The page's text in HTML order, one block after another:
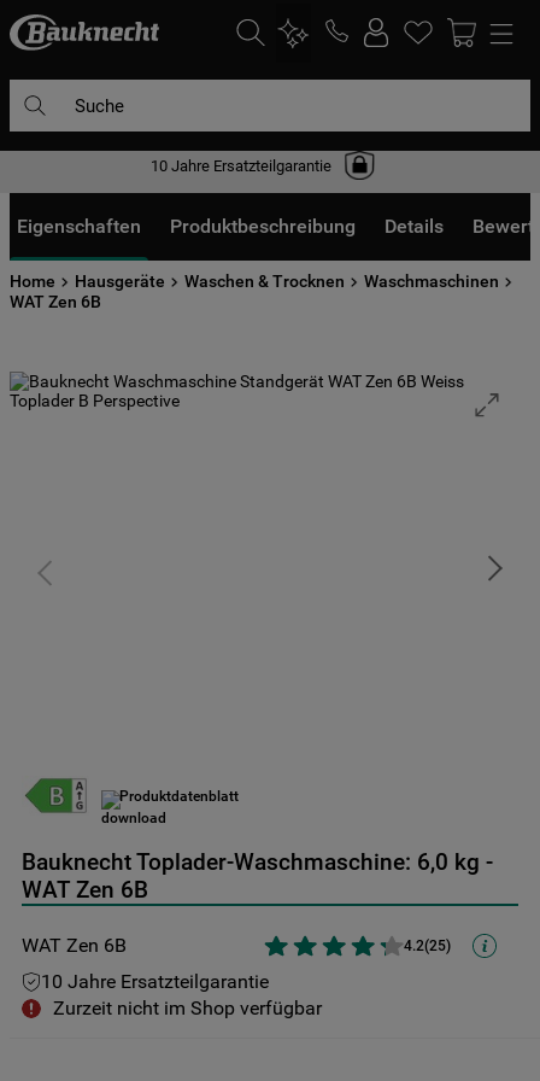
10 Jahre Ersatzteilgarantie
Eigenschaften Produktbeschreibung Details
Home Hausgeräte Waschen & Trocknen
Waschmaschinen
WAT Zen 6B
Produktdatenblatt
Bauknecht Toplader-Waschmaschine: 6,0 kg -
WAT Zen 6B
WAT Zen 6B 4.2(25)
10 Jahre Ersatzteilgarantie
Zurzeit nicht im Shop verfügbar
DIE HÄUFIGSTEN SUCHANFRAGEN
2. geschirrspülern
3 .
5. trockner